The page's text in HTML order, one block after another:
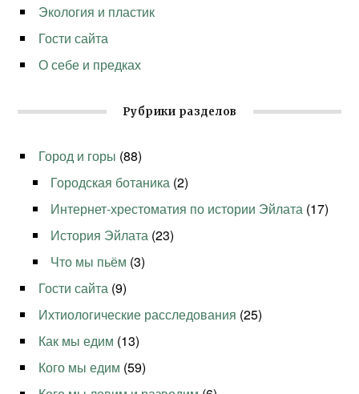
Экология и пластик
Гости сайта
О себе и предках
Рубрики разделов
Город и горы (88)
Городская ботаника (2)
Интернет-хрестоматия по истории Эйлата (17)
История Эйлата (23)
Что мы пьём (3)
Гости сайта (9)
Ихтиологические расследования (25)
Как мы едим (13)
Кого мы едим (59)